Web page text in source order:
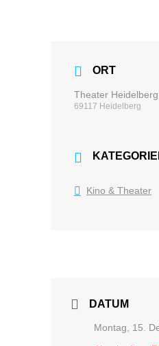
ORT
Theater Heidelberg
69117 Heidelberg
Kino & Theater
DATUM
Montag, 15.